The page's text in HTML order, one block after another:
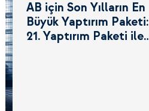
AB için Son Yılların En
Büyük Yaptırım Paketi:
21. Yaptırım Paketi ile